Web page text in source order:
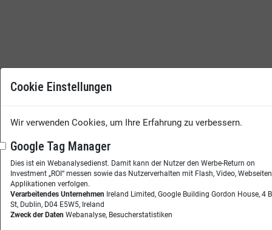
Cookie Einstellungen
Wir verwenden Cookies, um Ihre Erfahrung zu verbessern.
Google Tag Manager
Dies ist ein Webanalysedienst. Damit kann der Nutzer den Werbe-Return on
Investment „ROI“ messen sowie das Nutzerverhalten mit Flash, Video,
Applikationen verfolgen.
Verarbeitendes Unternehmen Ireland Limited, Google Building Gordon House, 4
St, Dublin, D04 E5W5, Ireland
Zweck der Daten Webanalyse, Besucherstatistiken